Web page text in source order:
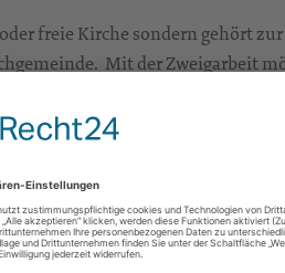
freie Kirche sondern gehört
Mit der Zweigarbeit
Anliegen ist es, Menschen mit
und Handeln an das Umfeld
sind. Seit über 100 Jahren wird
Tat (Diakonie und Mission) in